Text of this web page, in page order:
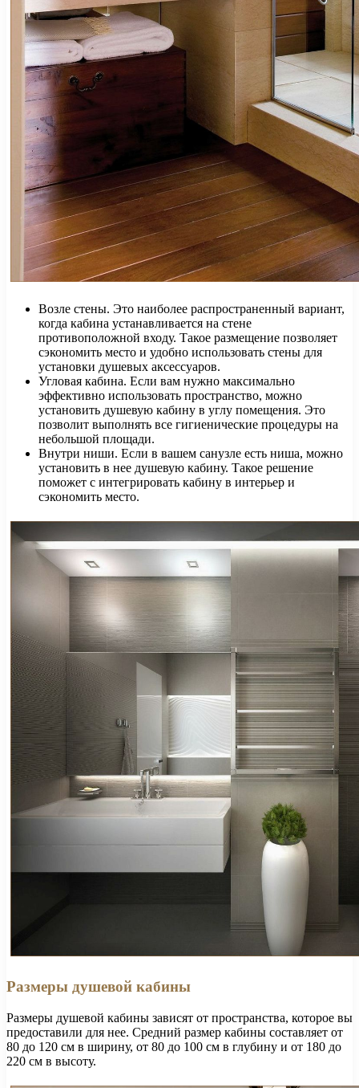
Возле стены. Это наиболее распространенный вариант,
когда кабина устанавливается на стене
противоположной входу. Такое размещение позволяет
сэкономить место и удобно использовать стены для
установки душевых аксессуаров.
Угловая кабина. Если вам нужно максимально
эффективно использовать пространство, можно
установить душевую кабину в углу помещения. Это
позволит выполнять все гигиенические процедуры на
небольшой площади.
Внутри ниши. Если в вашем санузле есть ниша, можно
установить в нее душевую кабину. Такое решение
поможет с интегрировать кабину в интерьер и
сэкономить место.
Размеры душевой кабины
Размеры душевой кабины зависят от пространства, которое вы
предоставили для нее. Средний размер кабины составляет от
80 до 120 см в ширину, от 80 до 100 см в глубину и от 180 до
220 см в высоту.